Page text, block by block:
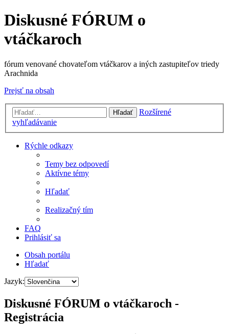
Diskusné FÓRUM o
vtáčkaroch
fórum venované chovateľom vtáčkarov a iných zastupiteľov triedy
Arachnida
Prejsť na obsah
Hľadať
Rozšírené
vyhľadávanie
Rýchle odkazy
Temy bez odpovedí
Aktívne témy
Hľadať
Realizačný tím
FAQ
Prihlásiť sa
Obsah portálu
Hľadať
Jazyk:
Diskusné FÓRUM o vtáčkaroch -
Registrácia